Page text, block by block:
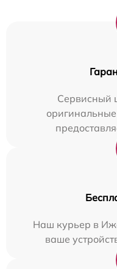
Сервисный
оригинальные
Наш курьер в
ваше